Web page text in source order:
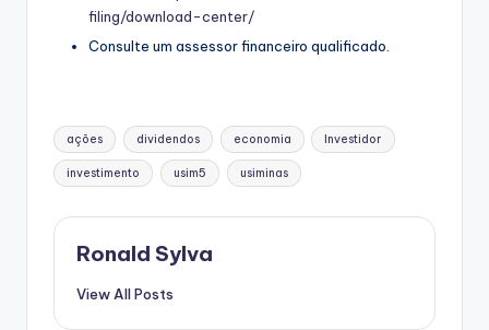
filing/download-center/
Consulte um assessor financeiro qualificado.
Tags:
ações dividendos economia Investidor
investimento usim5 usiminas
Ronald Sylva
View All Posts